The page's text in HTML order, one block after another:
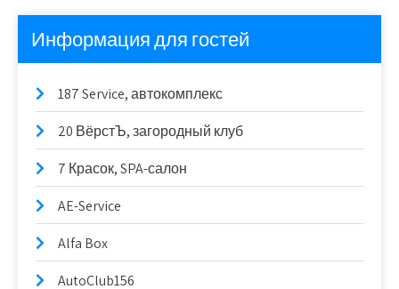
Информация для гостей
187 Service, автокомплекс
20 ВёрстЪ, загородный клуб
7 Красок, SPA-салон
AE-Service
Alfa Box
AutoClub156